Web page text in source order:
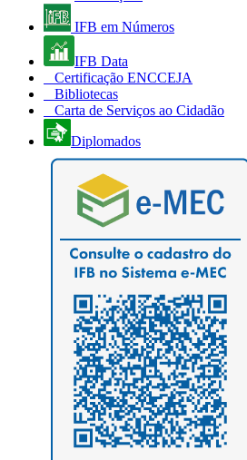
IFB em Números
IFB Data
Certificação ENCCEJA
Bibliotecas
Carta de Serviços ao Cidadão
Diplomados